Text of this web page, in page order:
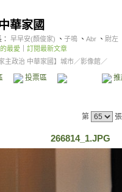
華家國
早早安(顏俊家) 、 子鳴 、 Abr 、 尉左
最愛
訂閱最新文章
主政治 中華家國】城市／影像館／
投票區 影像館
第
266814_1.JPG